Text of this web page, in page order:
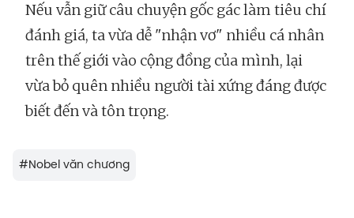
Nếu vẫn giữ câu chuyện gốc gác làm tiêu chí
đánh giá, ta vừa dễ "nhận vơ" nhiều cá nhân
trên thế giới vào cộng đồng của mình, lại
vừa bỏ quên nhiều người tài xứng đáng được
biết đến và tôn trọng.
#Nobel văn chương